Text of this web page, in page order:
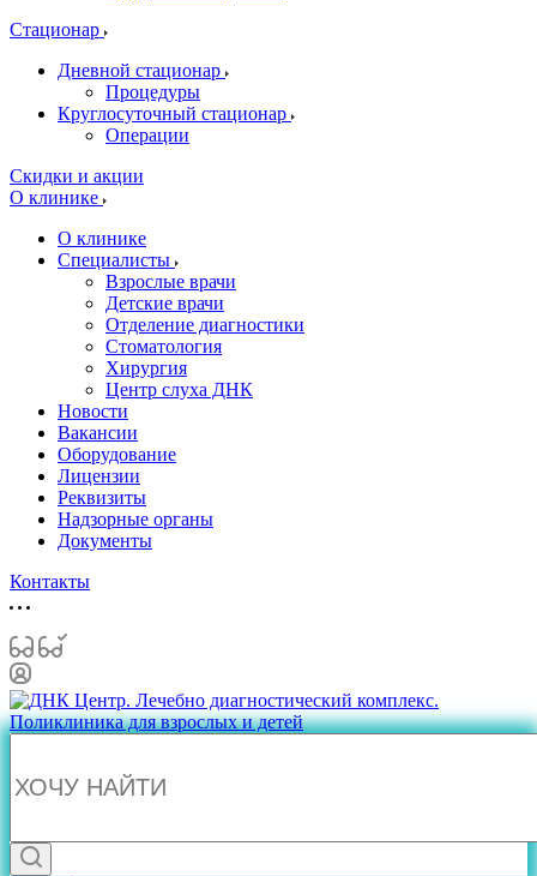
Стационар
Дневной стационар
Процедуры
Круглосуточный стационар
Операции
Скидки и акции
О клинике
О клинике
Специалисты
Взрослые врачи
Детские врачи
Отделение диагностики
Стоматология
Хирургия
Центр слуха ДНК
Новости
Вакансии
Оборудование
Лицензии
Реквизиты
Надзорные органы
Документы
Контакты